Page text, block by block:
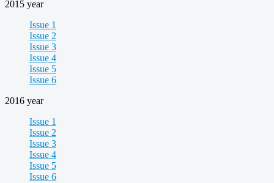
2015 year
Issue 1
Issue 2
Issue 3
Issue 4
Issue 5
Issue 6
2016 year
Issue 1
Issue 2
Issue 3
Issue 4
Issue 5
Issue 6